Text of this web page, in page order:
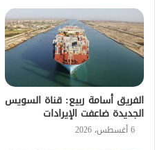
الفريق أسامة ربيع: قناة السويس
الجديدة ضاعفت الإيرادات
6 أغسطس، 2026